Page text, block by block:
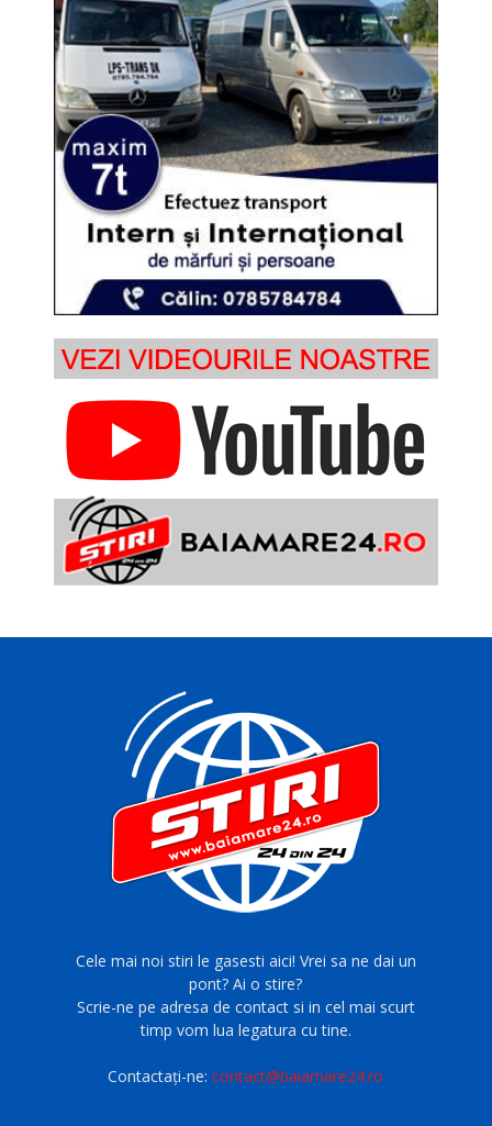
Cele mai noi stiri le gasesti aici! Vrei sa ne dai un
pont? Ai o stire?
Scrie-ne pe adresa de contact si in cel mai scurt
timp vom lua legatura cu tine.
Contactați-ne:contact@baiamare24.ro